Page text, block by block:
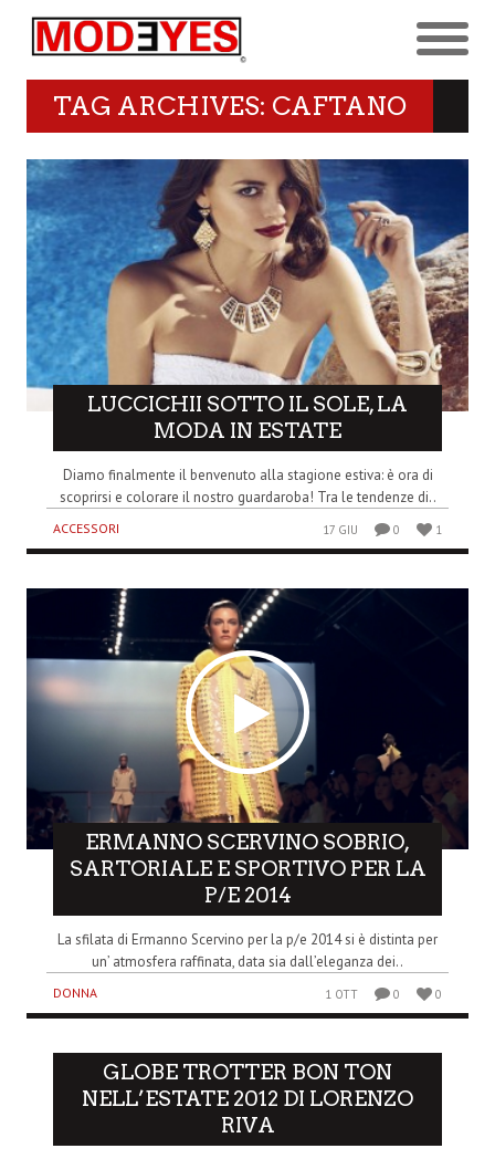
TAG ARCHIVES: CAFTANO
LUCCICHII SOTTO IL SOLE, LA
MODA IN ESTATE
Diamo finalmente il benvenuto alla stagione estiva: è ora di
scoprirsi e colorare il nostro guardaroba! Tra le tendenze di..
ACCESSORI 17 GIU 0 1
ERMANNO SCERVINO SOBRIO,
SARTORIALE E SPORTIVO PER LA
P/E 2014
La sfilata di Ermanno Scervino per la p/e 2014 si è distinta per
un’ atmosfera raffinata, data sia dall’eleganza dei..
DONNA 1 OTT 0 0
GLOBE TROTTER BON TON
NELL’ESTATE 2012 DI LORENZO
RIVA